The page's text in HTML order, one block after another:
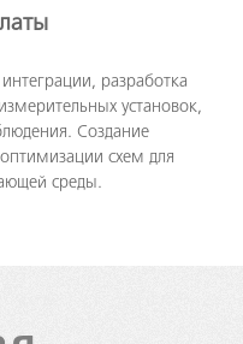
разработка
установок,
Создание
схем для
среды.